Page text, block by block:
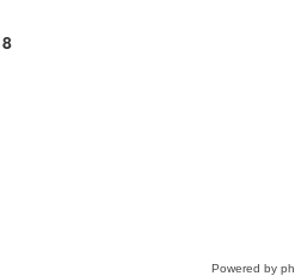
8
Powered by